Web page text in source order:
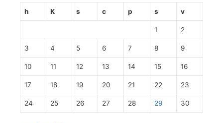
h K s c p s v
1 2
3 4 5 6 7 8 9
10 11 12 13 14 15 16
17 18 19 20 21 22 23
24 25 26 27 28 29 30